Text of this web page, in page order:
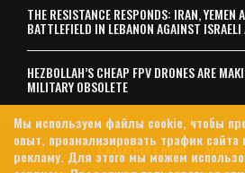
THE RESISTANCE RESPONDS: IRAN, YEMEN
BATTLEFIELD IN LEBANON AGAINST
HEZBOLLAH’S CHEAP FPV DRONES ARE
MILITARY OBSOLETE
Связаться с нами Archives
Мы используем файлы cookie, чтобы
опыт, проанализировать трафик
рекламу. Для этого мы можем